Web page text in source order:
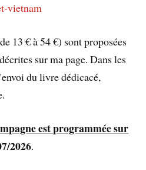
vietnam
13 € à 54 €) sont proposées
sur ma page. Dans les
du livre dédicacé,
est programmée sur
2026.